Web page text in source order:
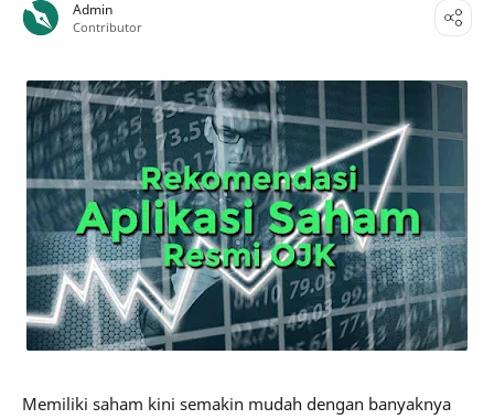
Memiliki saham kini semakin mudah dengan banyaknya